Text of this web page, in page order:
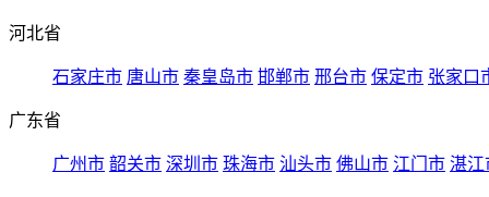
河北省
石家庄市 唐山市 秦皇岛市 邯郸市 邢台市 保定市 张家口
广东省
广州市 韶关市 深圳市 珠海市 汕头市 佛山市 江门市 湛江